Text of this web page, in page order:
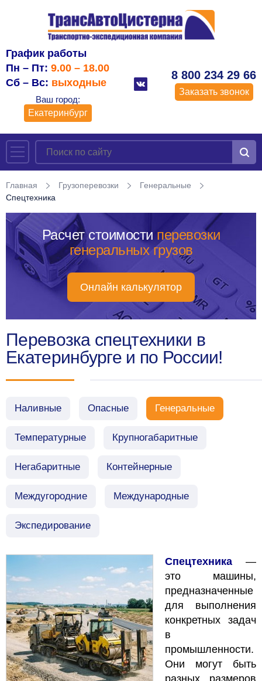
График работы
Пн – Пт: 9.00 – 18.00
Сб – Вс: выходные
Ваш город:
Екатеринбург
8 800 234 29 66
Заказать звонок
Главная Грузоперевозки
Генеральные
Спецтехника
Расчет стоимости перевозки
генеральных грузов
Онлайн калькулятор
Перевозка спецтехники в
Екатеринбурге и по России!
Наливные Опасные Генеральные
Температурные Крупногабаритные
Негабаритные Контейнерные
Междугородние Международные
Экспедирование
Спецтехника —
это машины,
предназначенные
для выполнения
конкретных задач
в
промышленности.
Они могут быть
разных размеров